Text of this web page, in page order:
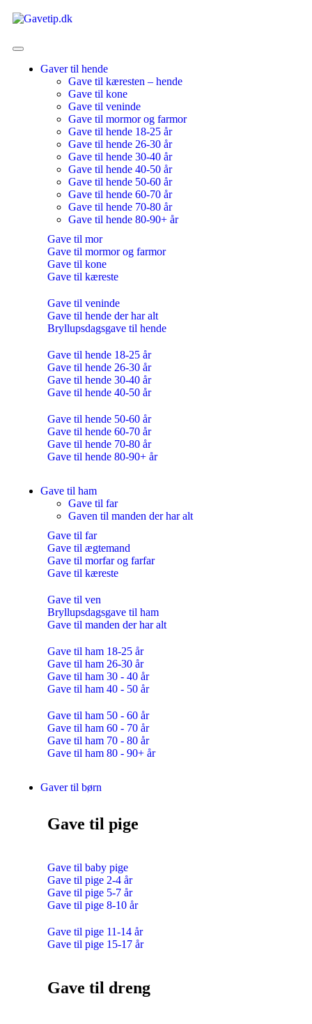
Gaver til hende
Gave til kæresten – hende
Gave til kone
Gave til veninde
Gave til mormor og farmor
Gave til hende 18-25 år
Gave til hende 26-30 år
Gave til hende 30-40 år
Gave til hende 40-50 år
Gave til hende 50-60 år
Gave til hende 60-70 år
Gave til hende 70-80 år
Gave til hende 80-90+ år
Gave til mor
Gave til mormor og farmor
Gave til kone
Gave til kæreste
Gave til veninde
Gave til hende der har alt
Bryllupsdagsgave til hende
Gave til hende 18-25 år
Gave til hende 26-30 år
Gave til hende 30-40 år
Gave til hende 40-50 år
Gave til hende 50-60 år
Gave til hende 60-70 år
Gave til hende 70-80 år
Gave til hende 80-90+ år
Gave til ham
Gave til far
Gaven til manden der har alt
Gave til far
Gave til ægtemand
Gave til morfar og farfar
Gave til kæreste
Gave til ven
Bryllupsdagsgave til ham
Gave til manden der har alt
Gave til ham 18-25 år
Gave til ham 26-30 år
Gave til ham 30 - 40 år
Gave til ham 40 - 50 år
Gave til ham 50 - 60 år
Gave til ham 60 - 70 år
Gave til ham 70 - 80 år
Gave til ham 80 - 90+ år
Gaver til børn
Gave til pige
Gave til baby pige
Gave til pige 2-4 år
Gave til pige 5-7 år
Gave til pige 8-10 år
Gave til pige 11-14 år
Gave til pige 15-17 år
Gave til dreng